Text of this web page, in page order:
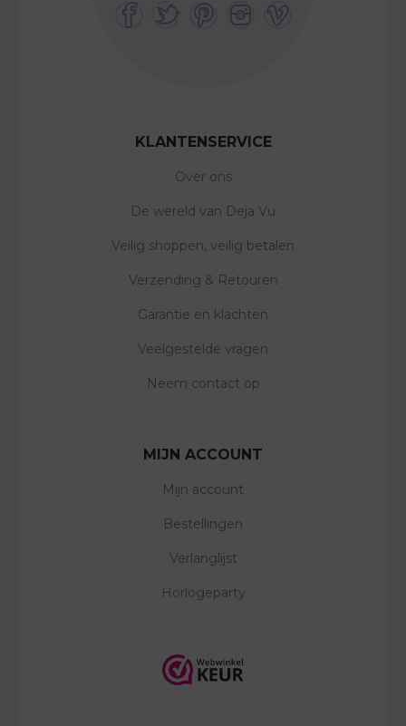
KLANTENSERVICE
Over ons
De wereld van Deja Vu
Veilig shoppen, veilig betalen
Verzending & Retouren
Garantie en klachten
Veelgestelde vragen
Neem contact op
MIJN ACCOUNT
Mijn account
Bestellingen
Verlanglijst
Horlogeparty